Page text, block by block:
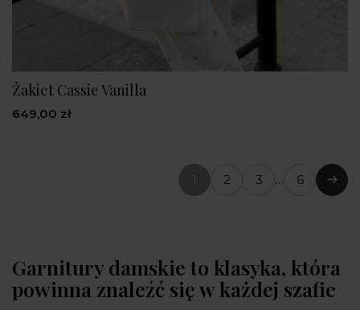
Żakiet Cassie Vanilla
649,00 zł
1(bieżąca
strona)
2 3 … 6
Garnitury damskie to klasyka, która
powinna znaleźć się w każdej szafie